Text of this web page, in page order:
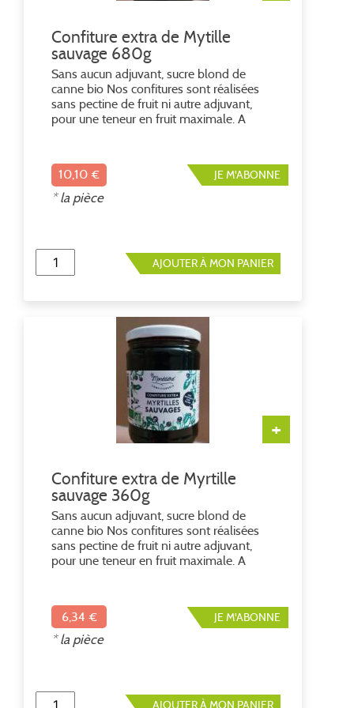
Confiture extra de Mytille
sauvage 680g
Sans aucun adjuvant, sucre blond de
canne bio Nos confitures sont réalisées
sans pectine de fruit ni autre adjuvant,
pour une teneur en fruit maximale. A
sauvage, 40% de sucre
JE M'ABONNE
10,10 €
* la pièce
AJOUTER À MON PANIER
+
Confiture extra de Myrtille
sauvage 360g
Sans aucun adjuvant, sucre blond de
canne bio Nos confitures sont réalisées
sans pectine de fruit ni autre adjuvant,
pour une teneur en fruit maximale. A
sauvage, 40% de sucre
JE M'ABONNE
6,34 €
* la pièce
AJOUTER À MON PANIER